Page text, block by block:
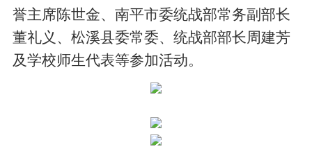
誉主席陈世金、南平市委统战部常务副部长
董礼义、松溪县委常委、统战部部长周建芳
及学校师生代表等参加活动。